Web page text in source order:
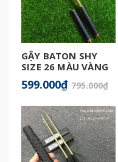
GẬY BATON SHY
SIZE 26 MÀU VÀNG
599.000₫ 795.000₫